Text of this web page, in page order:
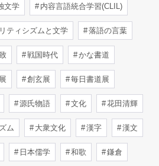
文学 内容言語統合学習(CLIL)
ティシズムと文学 落語の言葉
戦国時代 かな書道
創玄展 毎日書道展
源氏物語 文化 花田清輝
ム 大衆文化 漢字 漢文
日本儒学 和歌 鎌倉